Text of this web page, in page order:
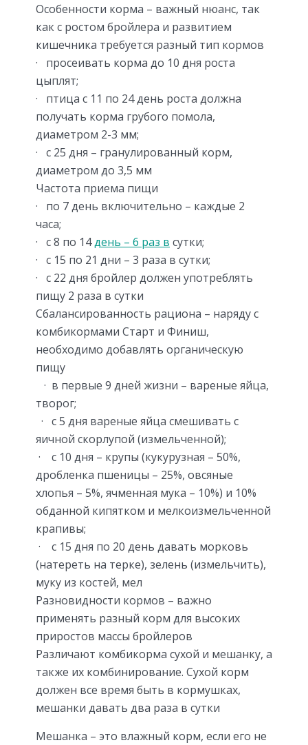
Особенности корма – важный нюанс, так
как с ростом бройлера и развитием
кишечника требуется разный тип кормов
· просеивать корма до 10 дня роста
цыплят;
· птица с 11 по 24 день роста должна
получать корма грубого помола,
диаметром 2-3 мм;
· с 25 дня – гранулированный корм,
диаметром до 3,5 мм
Частота приема пищи
· по 7 день включительно – каждые 2
часа;
· с 8 по 14день – 6 раз в сутки;
· с 15 по 21 дни – 3 раза в сутки;
· с 22 дня бройлер должен употреблять
пищу 2 раза в сутки
Сбалансированность рациона – наряду с
комбикормами Старт и Финиш,
необходимо добавлять органическую
пищу
· в первые 9 дней жизни – вареные яйца,
творог;
· с 5 дня вареные яйца смешивать с
яичной скорлупой (измельченной);
· с 10 дня – крупы (кукурузная – 50%,
дробленка пшеницы – 25%, овсяные
хлопья – 5%, ячменная мука – 10%) и 10%
обданной кипятком и мелкоизмельченной
крапивы;
· с 15 дня по 20 день давать морковь
(натереть на терке), зелень (измельчить),
муку из костей, мел
Разновидности кормов – важно
применять разный корм для высоких
приростов массы бройлеров
Различают комбикорма сухой и мешанку, а
также их комбинирование. Сухой корм
должен все время быть в кормушках,
мешанки давать два раза в сутки
Мешанка – это влажный корм, если его не